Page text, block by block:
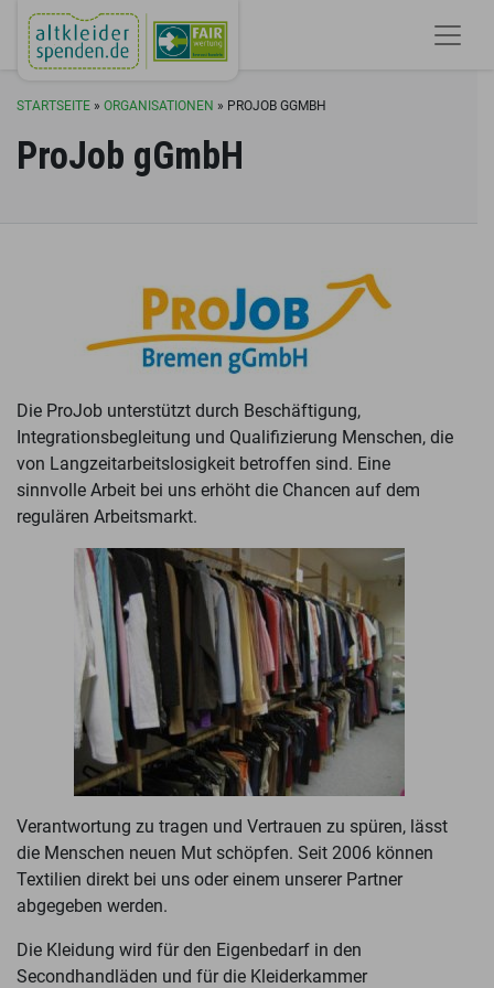
STARTSEITE » ORGANISATIONEN » PROJOB GGMBH
ProJob gGmbH
Die ProJob unterstützt durch Beschäftigung,
Integrationsbegleitung und Qualifizierung Menschen, die
von Langzeitarbeitslosigkeit betroffen sind. Eine
sinnvolle Arbeit bei uns erhöht die Chancen auf dem
regulären Arbeitsmarkt.
Verantwortung zu tragen und Vertrauen zu spüren, lässt
die Menschen neuen Mut schöpfen. Seit 2006 können
Textilien direkt bei uns oder einem unserer Partner
abgegeben werden.
Die Kleidung wird für den Eigenbedarf in den
Secondhandläden und für die Kleiderkammer